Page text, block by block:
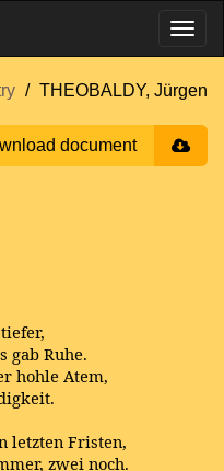
THEOBALDY, Jürgen
document
gab Ruhe.
hohle Atem,
letzten Fristen,
zwei noch.